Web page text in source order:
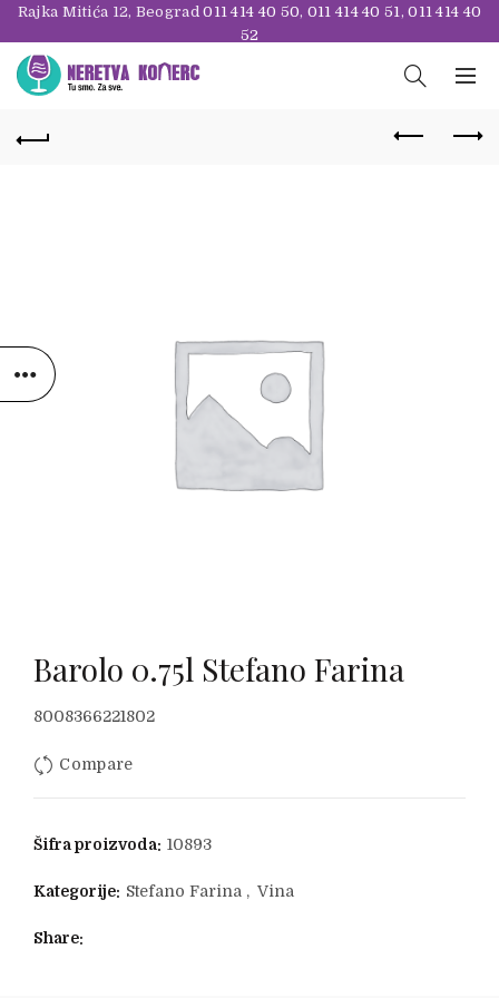
Rajka Mitića 12, Beograd011 414 40 50, 011 414 40 51,011 414 40
52
Barolo 0.75l Stefano Farina
8008366221802
Compare
Šifra proizvoda: 10893
Kategorije: Stefano Farina , Vina
Share